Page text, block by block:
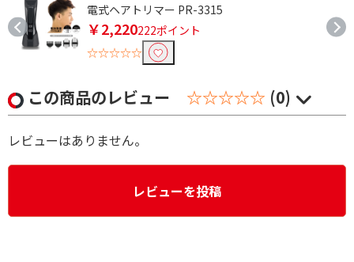
電式ヘアトリマー PR-3315
￥2,220222ポイント
☆☆☆☆☆
この商品のレビュー ☆☆☆☆☆ (0)
レビューはありません。
レビューを投稿